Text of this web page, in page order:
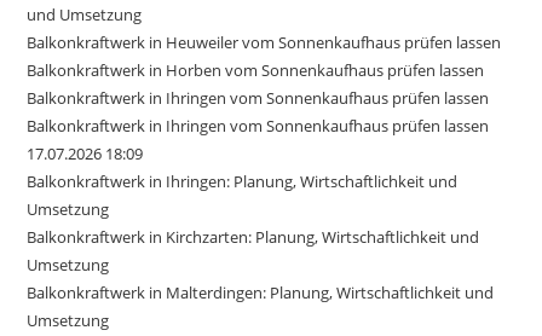
und Umsetzung
Balkonkraftwerk in Heuweiler vom Sonnenkaufhaus prüfen lassen
Balkonkraftwerk in Horben vom Sonnenkaufhaus prüfen lassen
Balkonkraftwerk in Ihringen vom Sonnenkaufhaus prüfen lassen
Balkonkraftwerk in Ihringen vom Sonnenkaufhaus prüfen lassen
17.07.2026 18:09
Balkonkraftwerk in Ihringen: Planung, Wirtschaftlichkeit und
Umsetzung
Balkonkraftwerk in Kirchzarten: Planung, Wirtschaftlichkeit und
Umsetzung
Balkonkraftwerk in Malterdingen: Planung, Wirtschaftlichkeit und
Umsetzung